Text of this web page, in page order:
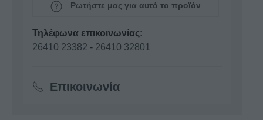
Ρωτήστε μας για αυτό το προϊόν
Τηλέφωνα επικοινωνίας:
26410 23382 - 26410 32801
Επικοινωνία